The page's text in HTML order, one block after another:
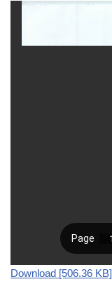
Download [506.36 KB]